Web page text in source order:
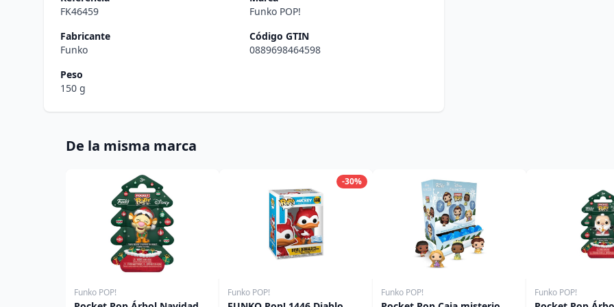
FK46459
Funko POP!
Fabricante
Funko
Código GTIN
0889698464598
Peso
150 g
De la misma marca
Funko POP!
-30%
Funko POP! Funko POP! Funko POP!